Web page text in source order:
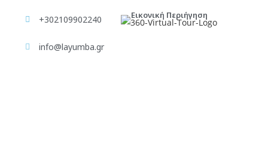
+302109902240 Εικονική Περιήγηση
info@layumba.gr